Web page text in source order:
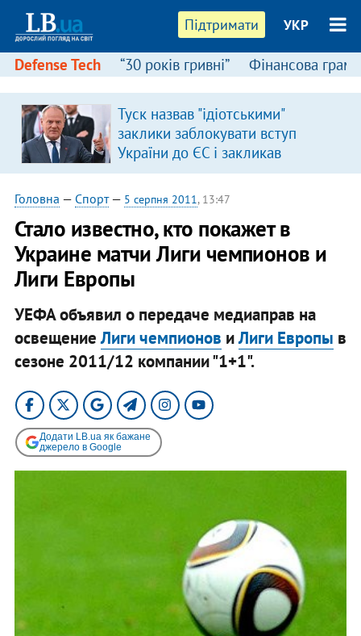
Підтримати УКР
Defense Tech “30 років гривні” Фінансова
Туск назвав "ідіотськими"
заклики заблокувати вступ
України до ЄС і закликав
припинити антиукраїнську
риторику
Головна — Спорт— 5 серпня 2011, 13:47
Стало известно, кто покажет в
Украине матчи Лиги чемпионов и
Лиги Европы
УЕФА объявил о передаче медиаправ на
освещениеЛиги чемпионов иЛиги Европы в
сезоне 2011/12 компании "1+1".
Додати LB.ua як бажане
джерело в Google